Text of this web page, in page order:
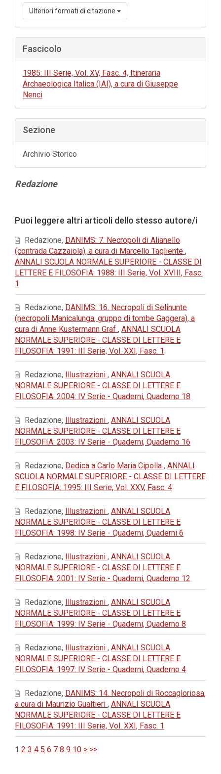
Ulteriori formati di citazione
Fascicolo
1985: III Serie, Vol. XV, Fasc. 4, Itineraria
Archaeologica Italica (IAI), a cura di Giuseppe
Nenci
Sezione
Archivio Storico
Contenuto
Redazione
dell'articolo
Puoi leggere altri articoli dello stesso autore/i
Redazione, DANIMS: 7. Necropoli di Alianello
(contrada Cazzaiola), a cura di Marcello Tagliente ,
ANNALI SCUOLA NORMALE SUPERIORE - CLASSE DI
LETTERE E FILOSOFIA: 1988: III Serie, Vol. XVIII, Fasc.
1
Redazione, DANIMS: 16. Necropoli di Selinunte
(necropoli Manicalunga, gruppo di tombe Gaggera), a
cura di Anne Kustermann Graf , ANNALI SCUOLA
NORMALE SUPERIORE - CLASSE DI LETTERE E
FILOSOFIA: 1991: III Serie, Vol. XXI, Fasc. 1
Redazione, Illustrazioni , ANNALI SCUOLA
NORMALE SUPERIORE - CLASSE DI LETTERE E
FILOSOFIA: 2004: IV Serie - Quaderni, Quaderno 18
Redazione, Illustrazioni , ANNALI SCUOLA
NORMALE SUPERIORE - CLASSE DI LETTERE E
FILOSOFIA: 2003: IV Serie - Quaderni, Quaderno 16
Redazione, Dedica a Carlo Maria Cipolla , ANNALI
SCUOLA NORMALE SUPERIORE - CLASSE DI LETTERE
E FILOSOFIA: 1995: III Serie, Vol. XXV, Fasc. 4
Redazione, Illustrazioni , ANNALI SCUOLA
NORMALE SUPERIORE - CLASSE DI LETTERE E
FILOSOFIA: 1998: IV Serie - Quaderni, Quaderni 6
Redazione, Illustrazioni , ANNALI SCUOLA
NORMALE SUPERIORE - CLASSE DI LETTERE E
FILOSOFIA: 2001: IV Serie - Quaderni, Quaderno 12
Redazione, Illustrazioni , ANNALI SCUOLA
NORMALE SUPERIORE - CLASSE DI LETTERE E
FILOSOFIA: 1999: IV Serie - Quaderni, Quaderno 8
Redazione, Illustrazioni , ANNALI SCUOLA
NORMALE SUPERIORE - CLASSE DI LETTERE E
FILOSOFIA: 1997: IV Serie - Quaderni, Quaderno 4
Redazione, DANIMS: 14. Necropoli di Roccagloriosa,
a cura di Maurizio Gualtieri , ANNALI SCUOLA
NORMALE SUPERIORE - CLASSE DI LETTERE E
FILOSOFIA: 1991: III Serie, Vol. XXI, Fasc. 1
1 2 3 4 5 6 7 8 9 10 > >>